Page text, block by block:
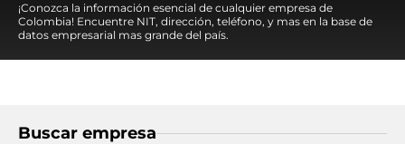
¡Conozca la información esencial de cualquier empresa de
Colombia! Encuentre NIT, dirección, teléfono, y mas en la base de
datos empresarial mas grande del país.
Buscar empresa